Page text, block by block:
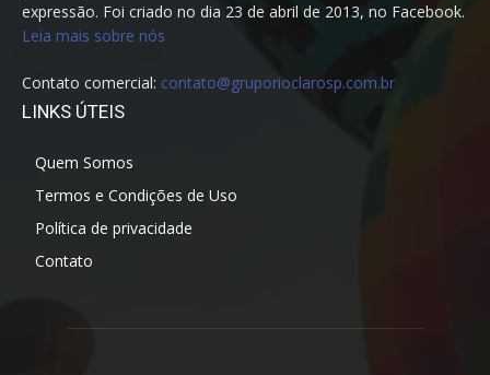
expressão. Foi criado no dia 23 de abril de 2013, no Facebook.
Leia mais sobre nós
Contato comercial: contato@gruporioclarosp.com.br
LINKS ÚTEIS
Quem Somos
Termos e Condições de Uso
Política de privacidade
Contato